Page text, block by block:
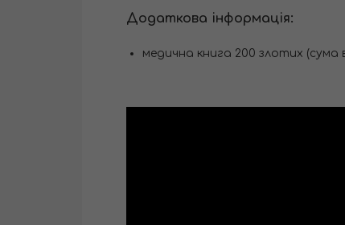
Додаткова інформація:
медична книга 200 злотих (сума